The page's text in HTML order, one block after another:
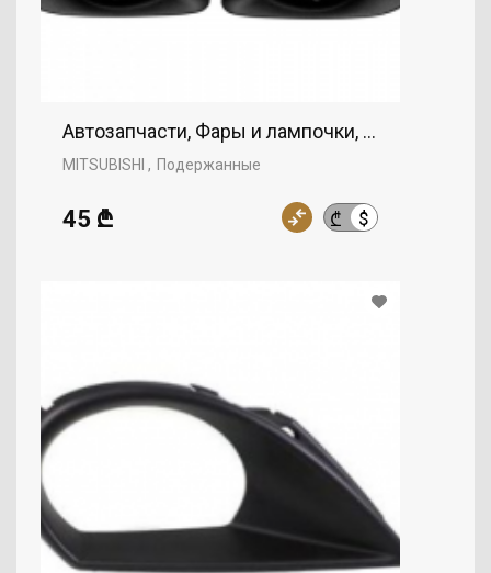
Автозапчасти, Фары и лампочки,
MITSUBISHI Подержанные
₾ $
45 ₾